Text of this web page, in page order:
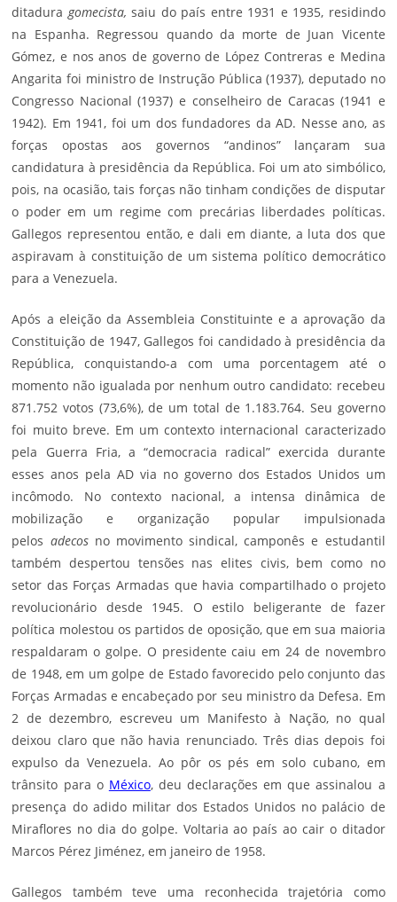
ditaduragomecista, saiu do país entre 1931 e 1935, residindo
na Espanha. Regressou quando da morte de Juan Vicente
Gómez, e nos anos de governo de López Contreras e Medina
Angarita foi ministro de Instrução Pública (1937), deputado no
Congresso Nacional (1937) e conselheiro de Caracas (1941 e
1942). Em 1941, foi um dos fundadores da AD. Nesse ano, as
forças opostas aos governos “andinos” lançaram sua
candidatura à presidência da República. Foi um ato simbólico,
pois, na ocasião, tais forças não tinham condições de disputar
o poder em um regime com precárias liberdades políticas.
Gallegos representou então, e dali em diante, a luta dos que
aspiravam à constituição de um sistema político democrático
para a Venezuela.
Após a eleição da Assembleia Constituinte e a aprovação da
Constituição de 1947, Gallegos foi candidado à presidência da
República, conquistando-a com uma porcentagem até o
momento não igualada por nenhum outro candidato: recebeu
871.752 votos (73,6%), de um total de 1.183.764. Seu governo
foi muito breve. Em um contexto internacional caracterizado
pela Guerra Fria, a “democracia radical” exercida durante
esses anos pela AD via no governo dos Estados Unidos um
incômodo. No contexto nacional, a intensa dinâmica de
mobilização e organização popular impulsionada
pelos adecos no movimento sindical, camponês e estudantil
também despertou tensões nas elites civis, bem como no
setor das Forças Armadas que havia compartilhado o projeto
revolucionário desde 1945. O estilo beligerante de fazer
política molestou os partidos de oposição, que em sua maioria
respaldaram o golpe. O presidente caiu em 24 de novembro
de 1948, em um golpe de Estadofavorecido pelo conjunto das
Forças Armadas e encabeçado por seu ministro da Defesa. Em
2 de dezembro, escreveu um Manifesto à Nação, no qual
deixou claro que não havia renunciado. Três dias depois foi
expulso da Venezuela. Ao pôr os pés em solo cubano, em
trânsito para o México, deu declarações em que assinalou a
presença do adido militar dos Estados Unidos no palácio de
Miraflores no dia do golpe. Voltaria ao país ao cair o ditador
Marcos Pérez Jiménez, em janeiro de 1958.
Gallegos também teve uma reconhecida trajetória como